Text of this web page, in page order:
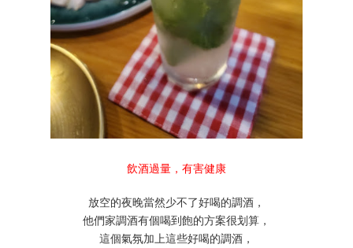
飲酒過量，有害健康
放空的夜晚當然少不了好喝的調酒，
他們家調酒有個喝到飽的方案很划算，
這個氣氛加上這些好喝的調酒，